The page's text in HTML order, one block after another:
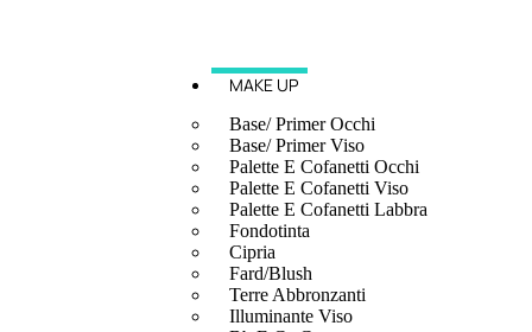
MAKE UP
Base/ Primer Occhi
Base/ Primer Viso
Palette E Cofanetti Occhi
Palette E Cofanetti Viso
Palette E Cofanetti Labbra
Fondotinta
Cipria
Fard/Blush
Terre Abbronzanti
Illuminante Viso